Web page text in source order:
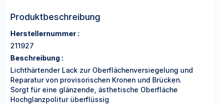
Produktbeschreibung
Herstellernummer :
211927
Beschreibung :
Lichthärtender Lack zur Oberflächenversiegelung und
Reparatur von provisorischen Kronen und Brücken.
Sorgt für eine glänzende, ästhetische Oberfläche
Hochglanzpolitur überflüssig